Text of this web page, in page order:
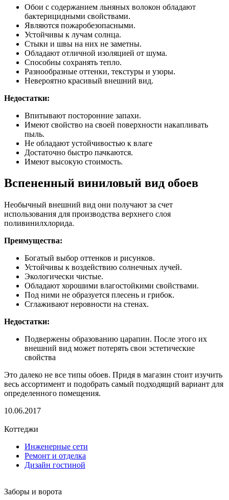
Обои с содержанием льняных волокон обладают
бактерицидными свойствами.
Являются пожаробезопасными.
Устойчивы к лучам солнца.
Стыки и швы на них не заметны.
Обладают отличной изоляцией от шума.
Способны сохранять тепло.
Разнообразные оттенки, текстуры и узоры.
Невероятно красивый внешний вид.
Недостатки:
Впитывают посторонние запахи.
Имеют свойство на своей поверхности накапливать
пыль.
Не обладают устойчивостью к влаге
Достаточно быстро пачкаются.
Имеют высокую стоимость.
Вспененный виниловый вид обоев
Необычный внешний вид они получают за счет
использования для производства верхнего слоя
поливинилхлорида.
Преимущества:
Богатый выбор оттенков и рисунков.
Устойчивы к воздействию солнечных лучей.
Экологически чистые.
Обладают хорошими влагостойкими свойствами.
Под ними не образуется плесень и грибок.
Сглаживают неровности на стенах.
Недостатки:
Подвержены образованию царапин. После этого их
внешний вид может потерять свои эстетические
свойства
Это далеко не все типы обоев. Придя в магазин стоит изучить
весь ассортимент и подобрать самый подходящий вариант для
определенного помещения.
10.06.2017
Коттеджи
Инженерные сети
Ремонт и отделка
Дизайн гостиной
Заборы и ворота